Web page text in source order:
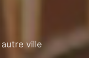
ville